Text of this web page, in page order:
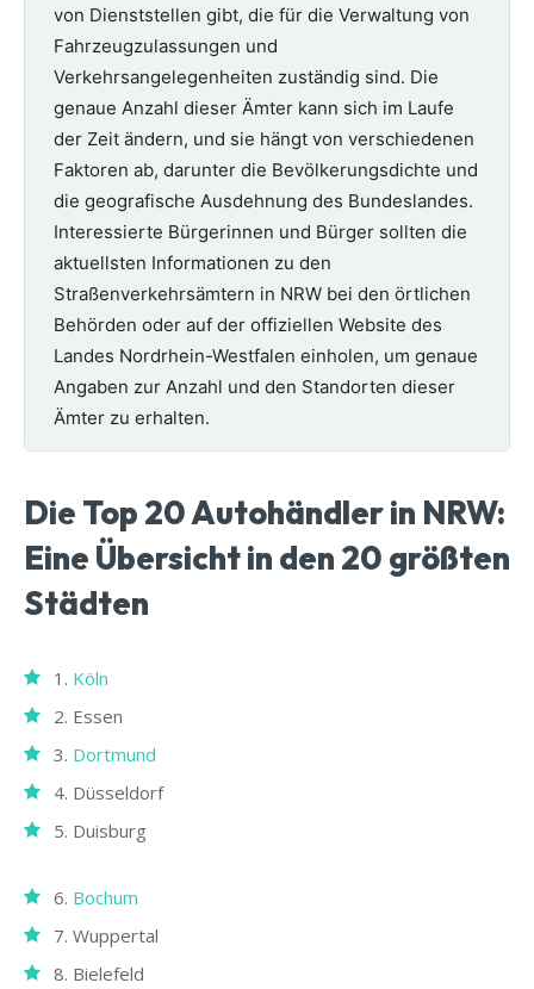
von Dienststellen gibt, die für die Verwaltung von
Fahrzeugzulassungen und
Verkehrsangelegenheiten zuständig sind. Die
genaue Anzahl dieser Ämter kann sich im Laufe
der Zeit ändern, und sie hängt von verschiedenen
Faktoren ab, darunter die Bevölkerungsdichte und
die geografische Ausdehnung des Bundeslandes.
Interessierte Bürgerinnen und Bürger sollten die
aktuellsten Informationen zu den
Straßenverkehrsämtern in NRW bei den örtlichen
Behörden oder auf der offiziellen Website des
Landes Nordrhein-Westfalen einholen, um genaue
Angaben zur Anzahl und den Standorten dieser
Ämter zu erhalten.
Die Top 20 Autohändler in NRW:
Eine Übersicht in den 20 größten
Städten
1. Köln
2. Essen
3. Dortmund
4. Düsseldorf
5. Duisburg
6. Bochum
7. Wuppertal
8. Bielefeld